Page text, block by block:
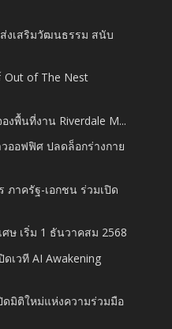
งเสริมวัฒนธรรม สนับ
Out of The Nest
งพื้นที่งาน Riverdale M...
ออฟฟิศ ปลดล็อกร่างกาย
ภาครัฐ-เอกชน ร่วมเปิด
ษ เริ่ม 1 ธันวาคสม 2568
เวที AI Awakening
มิติใหม่แห่งความร่วมมือ